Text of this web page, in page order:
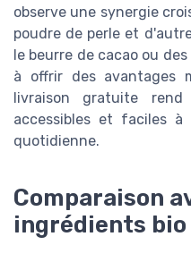
observe une synergie
poudre de perle et
le beurre de cacao ou
à offrir des avantages
livraison gratuite
accessibles et faciles
quotidienne.
Comparaison
ingrédients bio